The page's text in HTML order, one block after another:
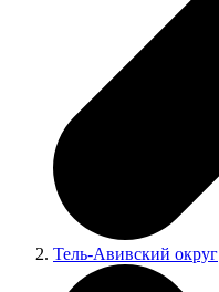
Тель-Авивский округ